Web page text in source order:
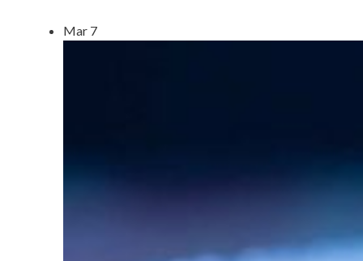
Mar 7